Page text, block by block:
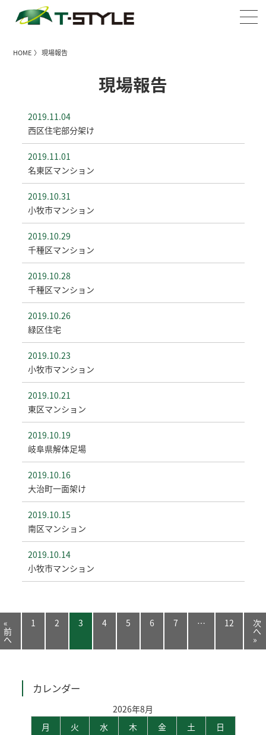
HOME 〉 現場報告
現場報告
2019.11.04
西区住宅部分架け
2019.11.01
名東区マンション
2019.10.31
小牧市マンション
2019.10.29
千種区マンション
2019.10.28
千種区マンション
2019.10.26
緑区住宅
2019.10.23
小牧市マンション
2019.10.21
東区マンション
2019.10.19
岐阜県解体足場
2019.10.16
大治町一面架け
2019.10.15
南区マンション
2019.10.14
小牧市マンション
«
前
へ
1 2 3 4 5 6 7 … 12 次
へ
»
カレンダー
2026年8月
月
火 水 木 金 土 日